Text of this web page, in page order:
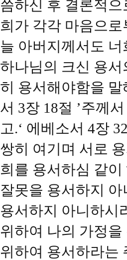
씀하신 후 결론적
희가 각각 마음으
늘 아버지께서도
하나님의 크신 용
히 용서해야함을
서 3장 18절 ’주께
고.‘ 에베소서 4장
쌍히 여기며 서로
희를 용서하심 같이
잘못을 용서하지
용서하지 아니하시
위하여 나의 가정
위하여 용서하라는